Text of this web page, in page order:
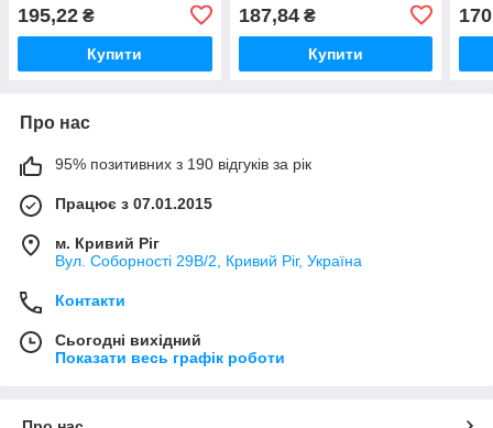
195,22 ₴
Купити
187,84₴
Купити
Про нас
95% позитивних з 190 відгуків за рік
Працює з 07.01.2015
м. Кривий Ріг
Вул. Соборності 29В/2, Кривий Ріг, Україна
Контакти
Сьогодні вихідний
Показати весь графік роботи